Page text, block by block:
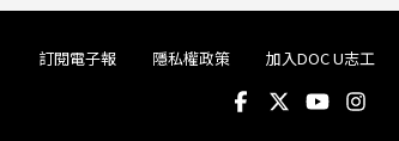
訂閱電子報 隱私權政策 加入DOC U志工